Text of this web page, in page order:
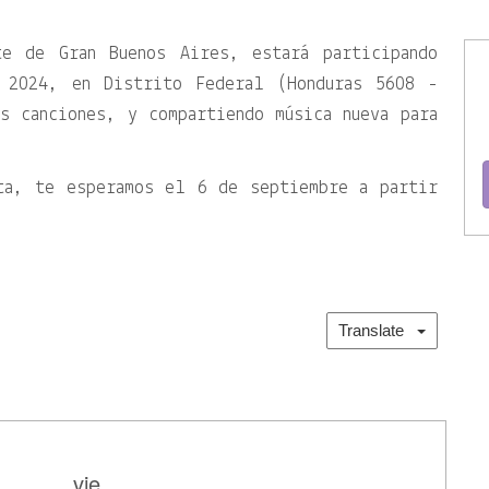
Gran Buenos Aires, estará participando
2024, en Distrito Federal (Honduras 5608 -
canciones, y compartiendo música nueva para
te esperamos el 6 de septiembre a partir
Translate